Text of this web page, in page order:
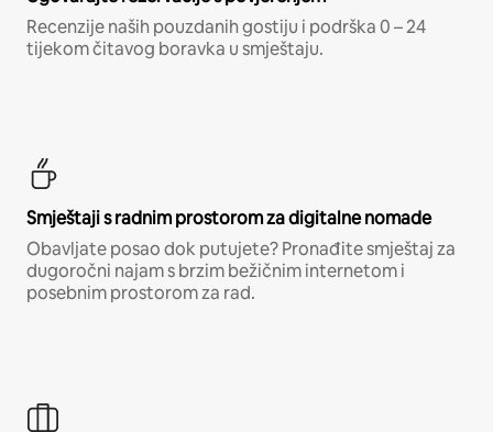
Recenzije naših pouzdanih gostiju i podrška 0 – 24
tijekom čitavog boravka u smještaju.
Smještaji s radnim prostorom za digitalne nomade
Obavljate posao dok putujete? Pronađite smještaj za
dugoročni najam s brzim bežičnim internetom i
posebnim prostorom za rad.